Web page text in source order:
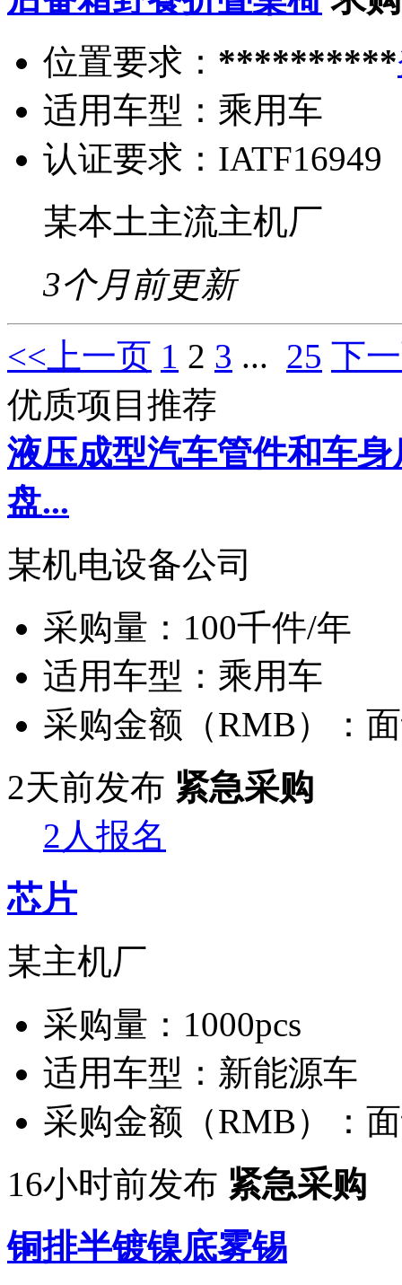
位置要求： **********
适用车型： 乘用车
认证要求： IATF16949
某本土主流主机厂
3个月前更新
<<上一页 1 2 3 ... 25 下
优质项目推荐
液压成型汽车管件和车
盘...
某机电设备公司
采购量： 100千件/年
适用车型： 乘用车
采购金额（RMB）：
2天前发布 紧急采购
2人报名
芯片
某主机厂
采购量： 1000pcs
适用车型： 新能源车
采购金额（RMB）：
16小时前发布 紧急采购
铜排半镀镍底雾锡